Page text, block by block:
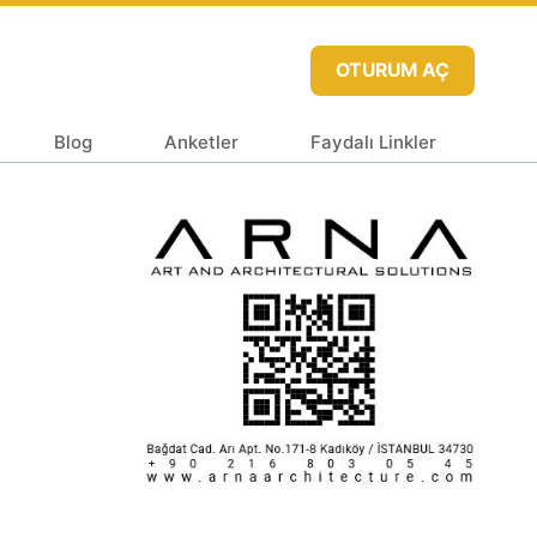
OTURUM AÇ
Blog Anketler Faydalı Linkler